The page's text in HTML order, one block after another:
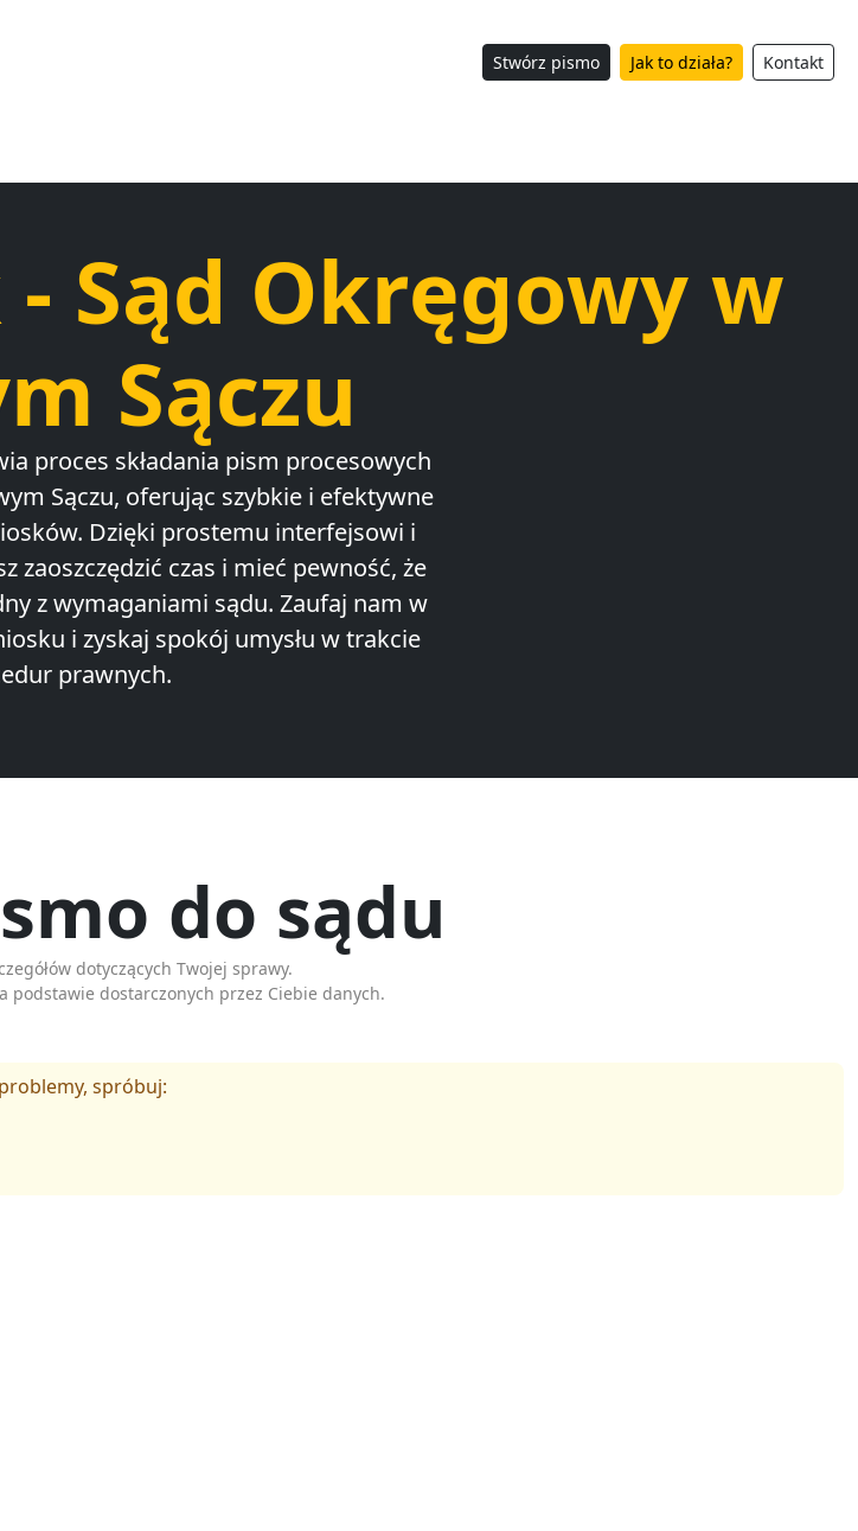
Stwórz pismo Jak to działa? Kontakt
Sąd Okręgowy w
Sączu
proces składania pism procesowych
Sączu, oferując szybkie i efektywne
Dzięki prostemu interfejsowi i
zaoszczędzić czas i mieć pewność, że
z wymaganiami sądu. Zaufaj nam w
i zyskaj spokój umysłu w trakcie
prawnych.
do sądu
dotyczących Twojej sprawy.
podstawie dostarczonych przez Ciebie danych.
spróbuj: